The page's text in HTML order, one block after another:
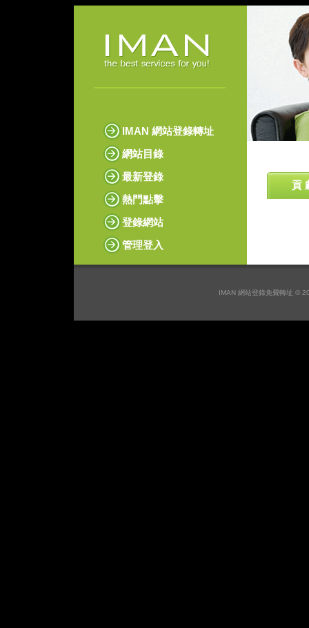
IMAN 網站登錄轉址
網站目錄
最新登錄
熱門點擊
登錄網站
管理登入
貢
IMAN 網站登錄免費轉址 ©